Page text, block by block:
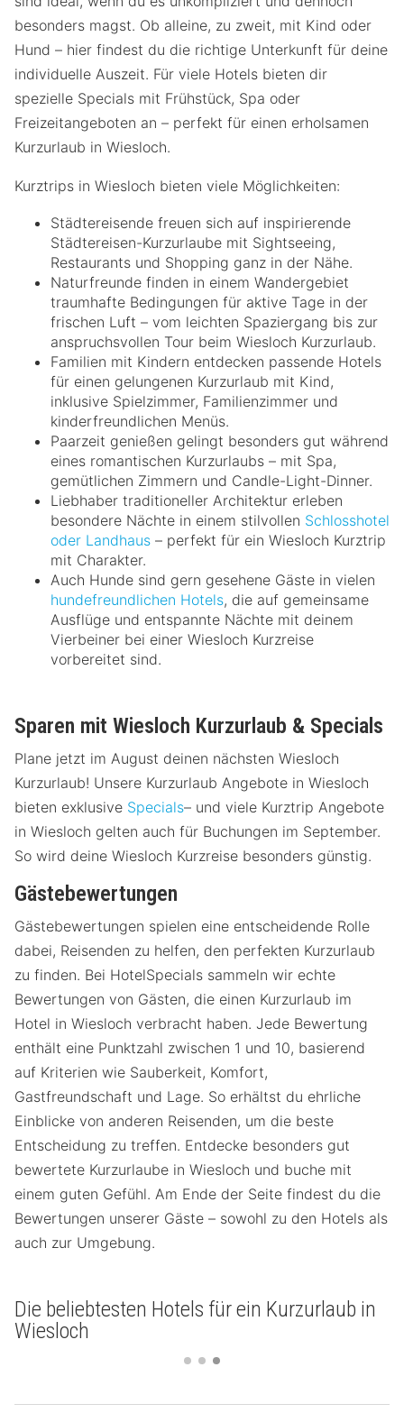
besonders magst. Ob alleine, zu zweit, mit Kind oder
Hund – hier findest du die richtige Unterkunft für deine
individuelle Auszeit. Für viele Hotels bieten dir
spezielle Specials mit Frühstück, Spa oder
Freizeitangeboten an – perfekt für einen erholsamen
Kurzurlaub in Wiesloch.
Kurztrips in Wiesloch bieten viele Möglichkeiten:
Städtereisende freuen sich auf inspirierende
Städtereisen-Kurzurlaube mit Sightseeing,
Restaurants und Shopping ganz in der Nähe.
Naturfreunde finden in einem Wandergebiet
traumhafte Bedingungen für aktive Tage in der
frischen Luft – vom leichten Spaziergang bis zur
anspruchsvollen Tour beim Wiesloch Kurzurlaub.
Familien mit Kindern entdecken passende Hotels
für einen gelungenen Kurzurlaub mit Kind,
inklusive Spielzimmer, Familienzimmer und
kinderfreundlichen Menüs.
Paarzeit genießen gelingt besonders gut während
eines romantischen Kurzurlaubs – mit Spa,
gemütlichen Zimmern und Candle-Light-Dinner.
Liebhaber traditioneller Architektur erleben
besondere Nächte in einem stilvollen Schlosshotel
oder Landhaus – perfekt für ein Wiesloch Kurztrip
mit Charakter.
Auch Hunde sind gern gesehene Gäste in vielen
hundefreundlichen Hotels, die auf gemeinsame
Ausflüge und entspannte Nächte mit deinem
Vierbeiner bei einer Wiesloch Kurzreise
vorbereitet sind.
Sparen mit Wiesloch Kurzurlaub & Specials
Plane jetzt im August deinen nächsten Wiesloch
Kurzurlaub! Unsere Kurzurlaub Angebote in Wiesloch
bieten exklusive Specials– und viele Kurztrip Angebote
in Wiesloch gelten auch für Buchungen im September.
So wird deine Wiesloch Kurzreise besonders günstig.
Gästebewertungen
Gästebewertungen spielen eine entscheidende Rolle
dabei, Reisenden zu helfen, den perfekten Kurzurlaub
zu finden. Bei HotelSpecials sammeln wir echte
Bewertungen von Gästen, die einen Kurzurlaub im
Hotel in Wiesloch verbracht haben. Jede Bewertung
enthält eine Punktzahl zwischen 1 und 10, basierend
auf Kriterien wie Sauberkeit, Komfort,
Gastfreundschaft und Lage. So erhältst du ehrliche
Einblicke von anderen Reisenden, um die beste
Entscheidung zu treffen. Entdecke besonders gut
bewertete Kurzurlaube in Wiesloch und buche mit
einem guten Gefühl. Am Ende der Seite findest du die
Bewertungen unserer Gäste – sowohl zu den Hotels als
auch zur Umgebung.
Die beliebtesten Hotels für ein Kurzurlaub in
Wiesloch